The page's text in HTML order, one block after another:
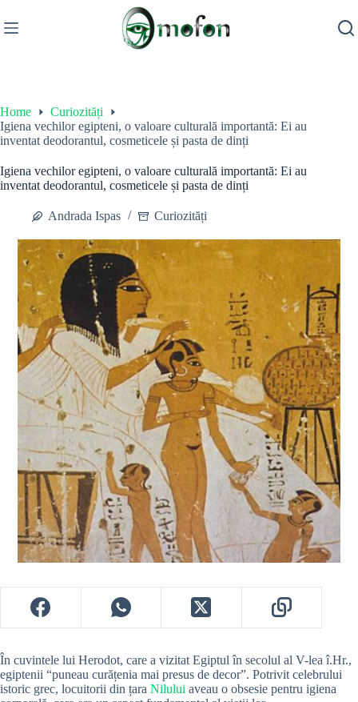
to
content
Home
Curiozități
Igiena vechilor egipteni, o valoare culturală importantă: Ei au
inventat deodorantul, cosmeticele și pasta de dinți
Igiena vechilor egipteni, o valoare culturală importantă: Ei au
inventat deodorantul, cosmeticele și pasta de dinți
Andrada Ispas Curiozități
În cuvintele lui Herodot, care a vizitat Egiptul în secolul al V-lea î.Hr.,
egiptenii “puneau curățenia mai presus de decor”. Potrivit celebrului
istoric grec, locuitorii din țara Nilului aveau o obsesie pentru igiena